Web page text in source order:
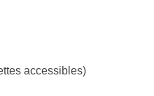
accessibles)